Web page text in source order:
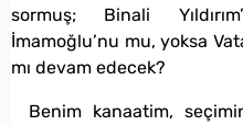
sormuş; Binali
İmamoğlu’nu mu, yoksa
mı devam edecek?
Benim kanaatim,